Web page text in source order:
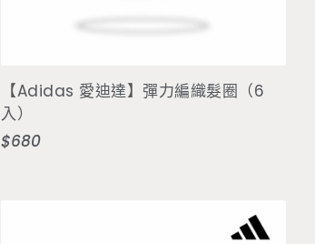
加入購物車
【Adidas 愛迪達】彈力編織髮圈（6
入）
定
$680